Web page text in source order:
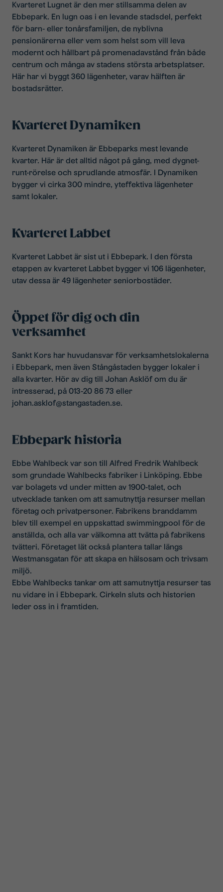
Kvarteret Lugnet är den mer stillsamma delen av
Ebbepark. En lugn oas i en levande stadsdel, perfekt
för barn- eller tonårsfamiljen, de nyblivna
pensionärerna eller vem som helst som vill leva
modernt och hållbart på promenadavstånd från både
centrum och många av stadens största arbetsplatser.
Här har vi byggt 360 lägenheter, varav hälften är
bostadsrätter.
Kvarteret Dynamiken
Kvarteret Dynamiken är Ebbeparks mest levande
kvarter. Här är det alltid något på gång, med dygnet-
runt-rörelse och sprudlande atmosfär. I Dynamiken
bygger vi cirka 300 mindre, yteffektiva lägenheter
samt lokaler.
Kvarteret Labbet
Kvarteret Labbet är sist ut i Ebbepark. I den första
etappen av kvarteret Labbet bygger vi 106 lägenheter,
utav dessa är 49 lägenheter seniorbostäder.
Öppet för dig och din
verksamhet
Sankt Kors har huvudansvar för verksamhetslokalerna
i Ebbepark, men även Stångåstaden bygger lokaler i
alla kvarter. Hör av dig till Johan Asklöf om du är
intresserad, på 013-20 86 73 eller
johan.asklof@stangastaden.se.
Ebbepark historia
Ebbe Wahlbeck var son till Alfred Fredrik Wahlbeck
som grundade Wahlbecks fabriker i Linköping. Ebbe
var bolagets vd under mitten av 1900-talet, och
utvecklade tanken om att samutnyttja resurser mellan
företag och privatpersoner. Fabrikens branddamm
blev till exempel en uppskattad swimmingpool för de
anställda, och alla var välkomna att tvätta på fabrikens
tvätteri. Företaget lät också plantera tallar längs
Westmansgatan för att skapa en hälsosam och trivsam
miljö.
Ebbe Wahlbecks tankar om att samutnyttja resurser tas
nu vidare in i Ebbepark. Cirkeln sluts och historien
leder oss in i framtiden.